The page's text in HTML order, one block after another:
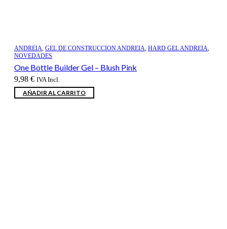
ANDREIA, GEL DE CONSTRUCCION ANDREIA, HARD GEL ANDREIA,
NOVEDADES
One Bottle Builder Gel – Blush Pink
9,98 € IVA Incl.
AÑADIR AL CARRITO